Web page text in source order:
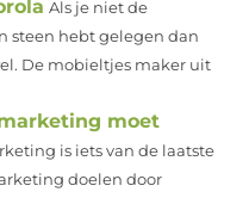
Als je niet de
steen hebt gelegen dan
De mobieltjes maker uit
moet
is iets van de laatste
doelen door